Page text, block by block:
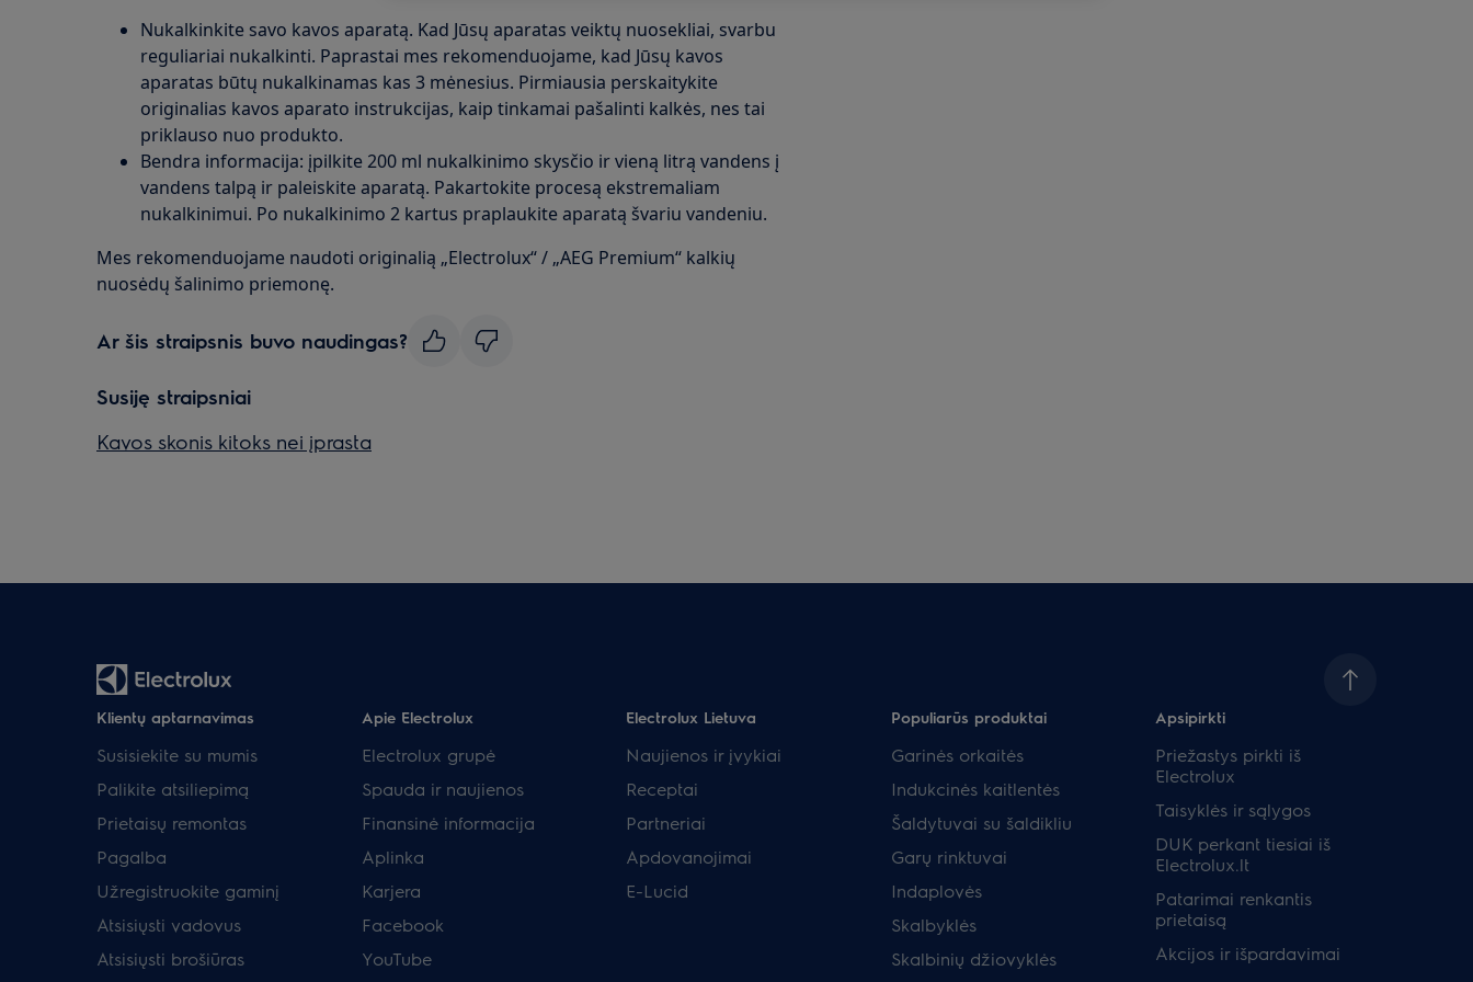
Nukalkinkite savo kavos aparatą. Kad Jūsų aparatas veiktų nuosekliai, svarbu
reguliariai nukalkinti. Paprastai mes rekomenduojame, kad Jūsų kavos
aparatas būtų nukalkinamas kas 3 mėnesius. Pirmiausia perskaitykite
originalias kavos aparato instrukcijas, kaip tinkamai pašalinti kalkės, nes tai
priklauso nuo produkto.
Bendra informacija: įpilkite 200 ml nukalkinimo skysčio ir vieną litrą vandens į
vandens talpą ir paleiskite aparatą. Pakartokite procesą ekstremaliam
nukalkinimui. Po nukalkinimo 2 kartus praplaukite aparatą švariu vandeniu.
Mes rekomenduojame naudoti originalią „Electrolux“ / „AEG Premium“ kalkių
nuosėdų šalinimo priemonę.
Ar šis straipsnis buvo naudingas?
Susiję straipsniai
Kavos skonis kitoks nei įprasta
Klientų aptarnavimas
Susisiekite su mumis
Palikite atsiliepimą
Prietaisų remontas
Pagalba
Užregistruokite gaminį
Atsisiųsti vadovus
Atsisiųsti brošiūras
Apie Electrolux
Electrolux grupė
Spauda ir naujienos
Finansinė informacija
Aplinka
Karjera
Facebook
YouTube
Electrolux Lietuva
Naujienos ir įvykiai
Receptai
Partneriai
Apdovanojimai
E-Lucid
Populiarūs produktai
Garinės orkaitės
Indukcinės kaitlentės
Šaldytuvai su šaldikliu
Garų rinktuvai
Indaplovės
Skalbyklės
Skalbinių džiovyklės
Apsipirkti
Priežastys pirkti iš
Electrolux
Taisyklės ir sąlygos
DUK perkant tiesiai iš
Electrolux.lt
Patarimai renkantis
prietaisą
Akcijos ir išpardavimai